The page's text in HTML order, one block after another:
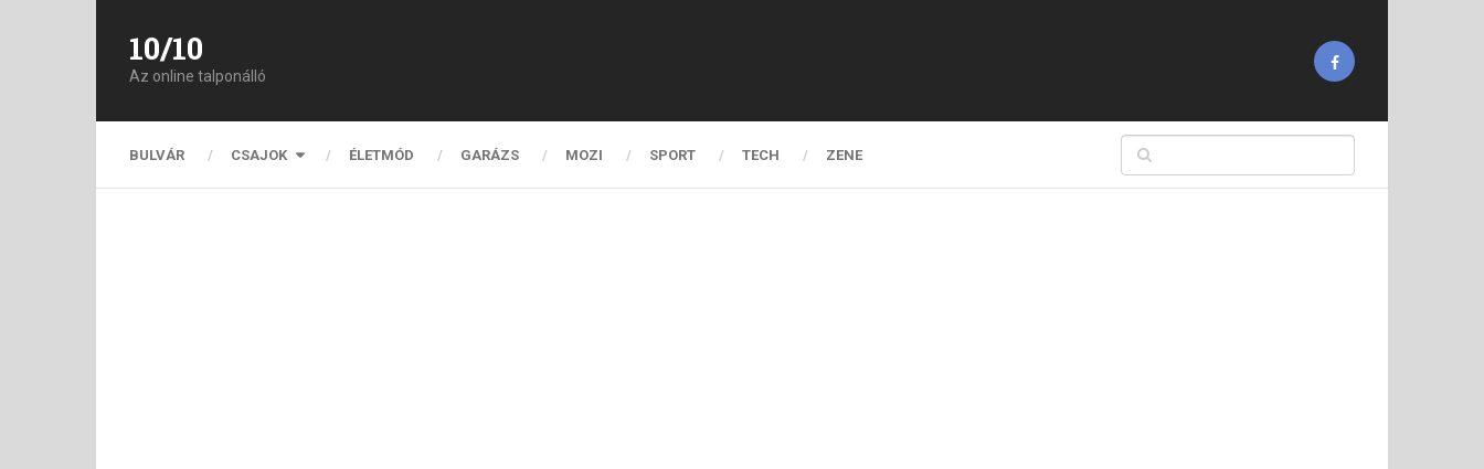
10/10
Az online talponálló
BULVÁR CSAJOK ÉLETMÓD GARÁZS MOZI SPORT TECH ZENE